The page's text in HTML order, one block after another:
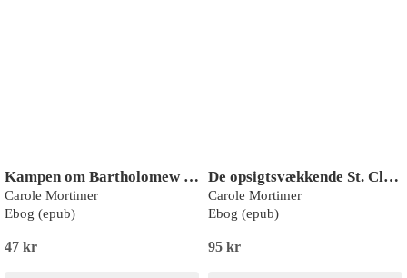
Kampen om Bartholomew House
Carole Mortimer
Ebog (epub)
47 kr
De opsigtsvækkende St. Claires 1-3
Carole Mortimer
Ebog (epub)
95 kr